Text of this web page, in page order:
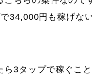
34,000円も稼げな
ら3タップで稼ぐこ